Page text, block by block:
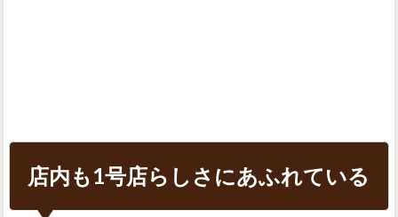
店内も1号店らしさにあふれている